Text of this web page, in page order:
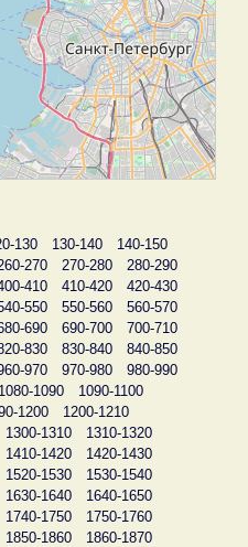
130 130-140
140-150
270 270-280
280-290
410 410-420
420-430
550 550-560
560-570
690 690-700
700-710
830 830-840
840-850
970 970-980
980-990
1080-1090
1090-1100
1200
1200-1210
1300-1310
1310-1320
1410-1420
1420-1430
1520-1530
1530-1540
1630-1640
1640-1650
1740-1750
1750-1760
1850-1860
1860-1870